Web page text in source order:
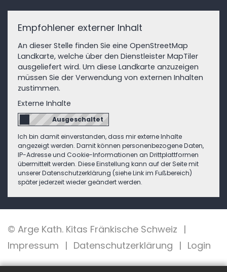
Empfohlener externer Inhalt
An dieser Stelle finden Sie eine OpenStreetMap
Landkarte, welche über den Dienstleister MapTiler
ausgeliefert wird. Um diese Landkarte anzuzeigen
müssen Sie der Verwendung von externen Inhalten
zustimmen.
Externe Inhalte
Ich bin damit einverstanden, dass mir externe Inhalte
angezeigt werden. Damit können personenbezogene Daten,
IP-Adresse und Cookie-Informationen an Drittplattformen
übermittelt werden. Diese Einstellung kann auf der Seite mit
unserer Datenschutzerklärung (siehe Link im Fußbereich)
später jederzeit wieder geändert werden.
© Arge Kath. Kitas Fränkische Schweiz
Impressum
Datenschutzerklärung Login